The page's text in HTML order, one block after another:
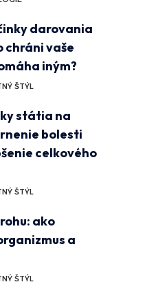
darovania
chráni vaše
iným?
ŠTÝL
státia na
bolesti
celkového
ŠTÝL
ako
a
ŠTÝL